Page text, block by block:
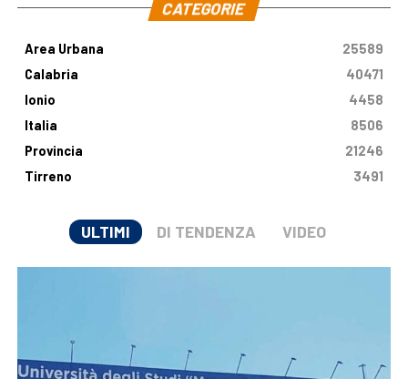
CATEGORIE
Area Urbana
25589
Calabria
40471
Ionio
4458
Italia
8506
Provincia
21246
Tirreno
3491
ULTIMI DI TENDENZA VIDEO